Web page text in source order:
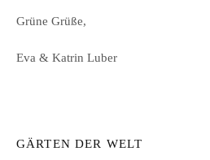
Grüne Grüße,
Eva & Katrin Luber
GÄRTEN DER WELT